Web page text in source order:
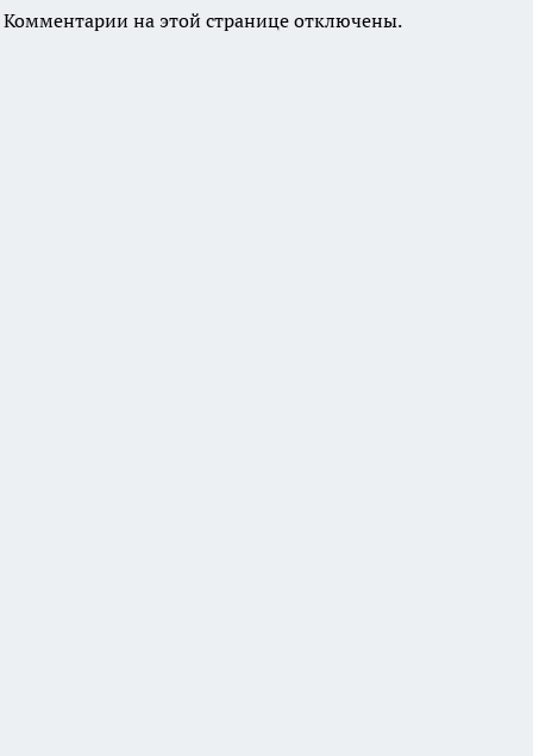
Комментарии на этой странице отключены.